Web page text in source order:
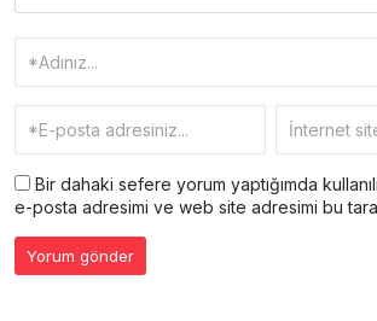
Bir dahaki sefere yorum yaptığımda
e-posta adresimi ve web site adresimi bu